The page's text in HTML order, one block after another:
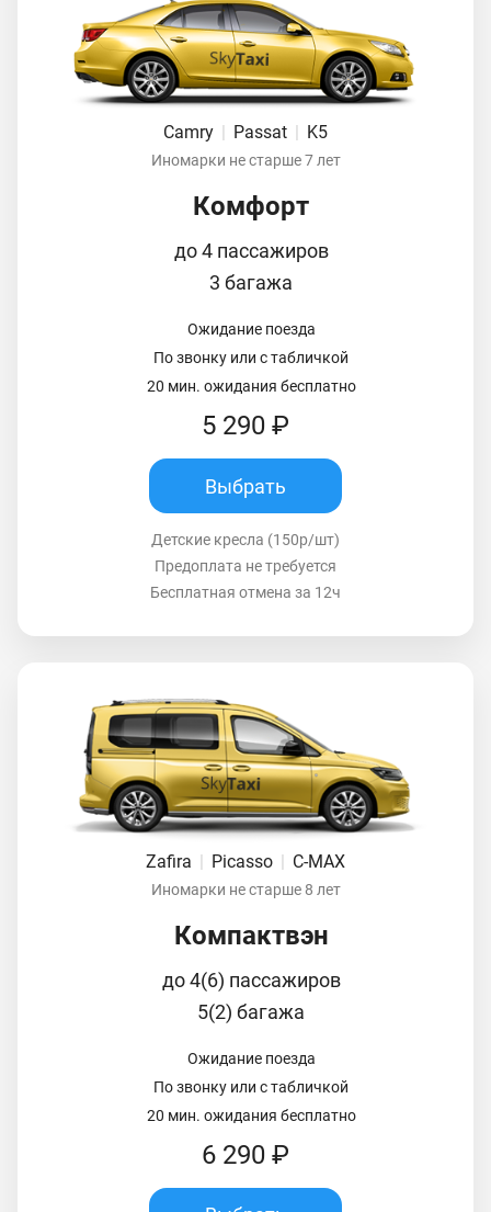
Camry Passat K5
Иномарки не старше 7 лет
Комфорт
до 4 пассажиров
3 багажа
Ожидание поезда
По звонку или с табличкой
20 мин. ожидания бесплатно
5 290 ₽
Выбрать
Детские кресла (150р/шт)
Предоплата не требуется
Бесплатная отмена за 12ч
Zafira | Picasso | C-MAX
Иномарки не старше 8 лет
Компактвэн
до 4(6) пассажиров
5(2) багажа
Ожидание поезда
По звонку или с табличкой
20 мин. ожидания бесплатно
6 290 ₽